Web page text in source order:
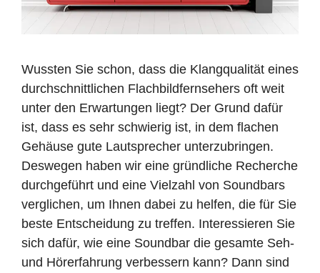
Wussten Sie schon, dass die Klangqualität eines
durchschnittlichen Flachbildfernsehers oft weit
unter den Erwartungen liegt? Der Grund dafür
ist, dass es sehr schwierig ist, in dem flachen
Gehäuse gute Lautsprecher unterzubringen.
Deswegen haben wir eine gründliche Recherche
durchgeführt und eine Vielzahl von Soundbars
verglichen, um Ihnen dabei zu helfen, die für Sie
beste Entscheidung zu treffen. Interessieren Sie
sich dafür, wie eine Soundbar die gesamte Seh-
und Hörerfahrung verbessern kann? Dann sind